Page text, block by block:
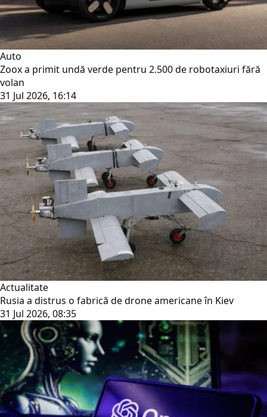
Auto
Zoox a primit undă verde pentru 2.500 de robotaxiuri fără
volan
31 Jul 2026, 16:14
Actualitate
Rusia a distrus o fabrică de drone americane în Kiev
31 Jul 2026, 08:35